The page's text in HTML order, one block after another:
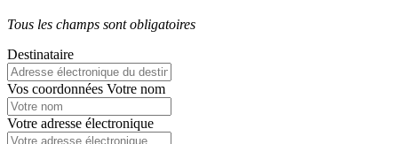
Tous les champs sont obligatoires
Destinataire
Vos coordonnées Votre nom
Votre adresse électronique